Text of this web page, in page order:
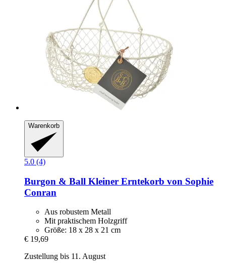
Warenkorb
5.0 (4)
Burgon & Ball Kleiner Erntekorb von Sophie
Conran
Aus robustem Metall
Mit praktischem Holzgriff
Größe: 18 x 28 x 21 cm
€ 19,69
Zustellung bis 11. August